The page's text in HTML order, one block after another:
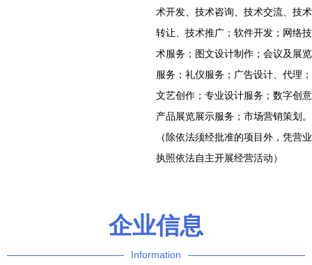
术开发、技术咨询、技术交流、技术
转让、技术推广；软件开发；网络技
术服务；图文设计制作；会议及展览
服务；礼仪服务；广告设计、代理；
文艺创作；专业设计服务；数字创意
产品展览展示服务；市场营销策划。
（除依法须经批准的项目外，凭营业
执照依法自主开展经营活动）
企业信息
Information